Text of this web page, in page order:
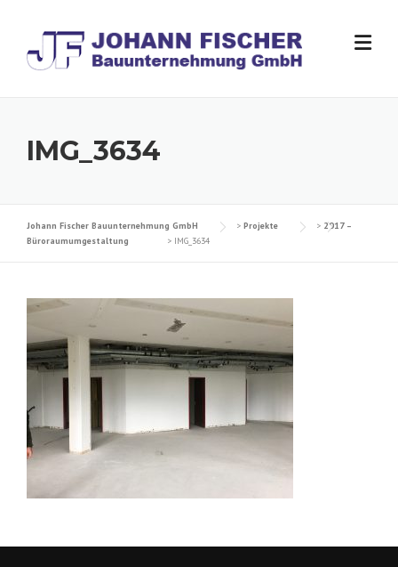
content
IMG_3634
Johann Fischer Bauunternehmung GmbH > Projekte > 2017 –
Büroraumumgestaltung
> IMG_3634